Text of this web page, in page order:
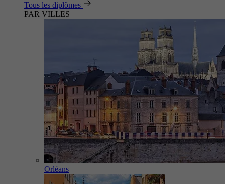
Tous les diplômes
PAR VILLES
Orléans